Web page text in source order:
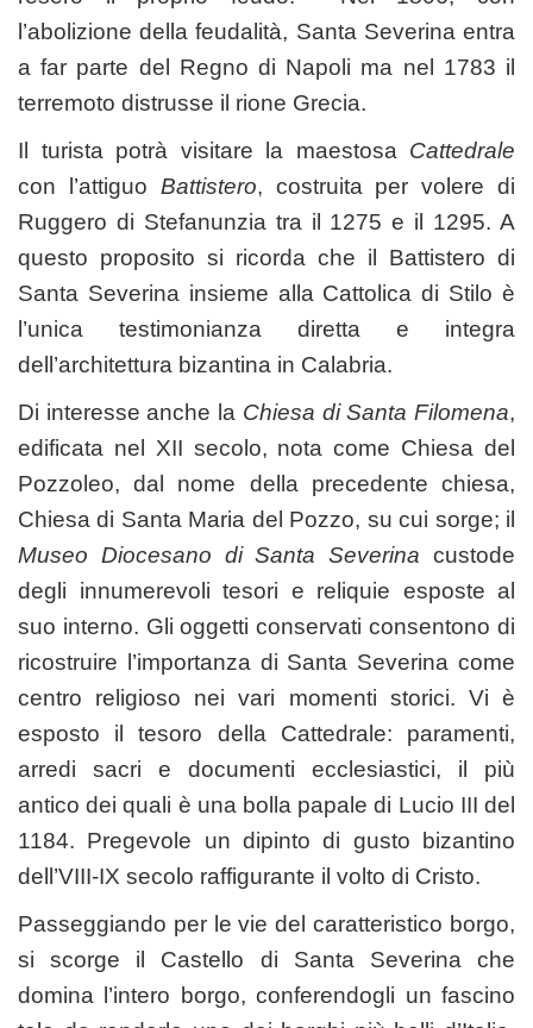
l’abolizione della feudalità, Santa Severina entra
a far parte del Regno di Napoli ma nel 1783 il
terremoto distrusse il rione Grecia.
Il turista potrà visitare la maestosa Cattedrale
con l’attiguo Battistero, costruita per volere di
Ruggero di Stefanunzia tra il 1275 e il 1295. A
questo proposito si ricorda che il Battistero di
Santa Severina insieme alla Cattolica di Stilo è
l’unica testimonianza diretta e integra
dell’architettura bizantina in Calabria.
Di interesse anche la Chiesa di Santa Filomena,
edificata nel XII secolo, nota come Chiesa del
Pozzoleo, dal nome della precedente chiesa,
Chiesa di Santa Maria del Pozzo, su cui sorge; il
Museo Diocesano di Santa Severina custode
degli innumerevoli tesori e reliquie esposte al
suo interno. Gli oggetti conservati consentono di
ricostruire l’importanza di Santa Severina come
centro religioso nei vari momenti storici. Vi è
esposto il tesoro della Cattedrale: paramenti,
arredi sacri e documenti ecclesiastici, il più
antico dei quali è una bolla papale di Lucio III del
1184. Pregevole un dipinto di gusto bizantino
dell’VIII-IX secolo raffigurante il volto di Cristo.
Passeggiando per le vie del caratteristico borgo,
si scorge il Castello di Santa Severina che
domina l’intero borgo, conferendogli un fascino